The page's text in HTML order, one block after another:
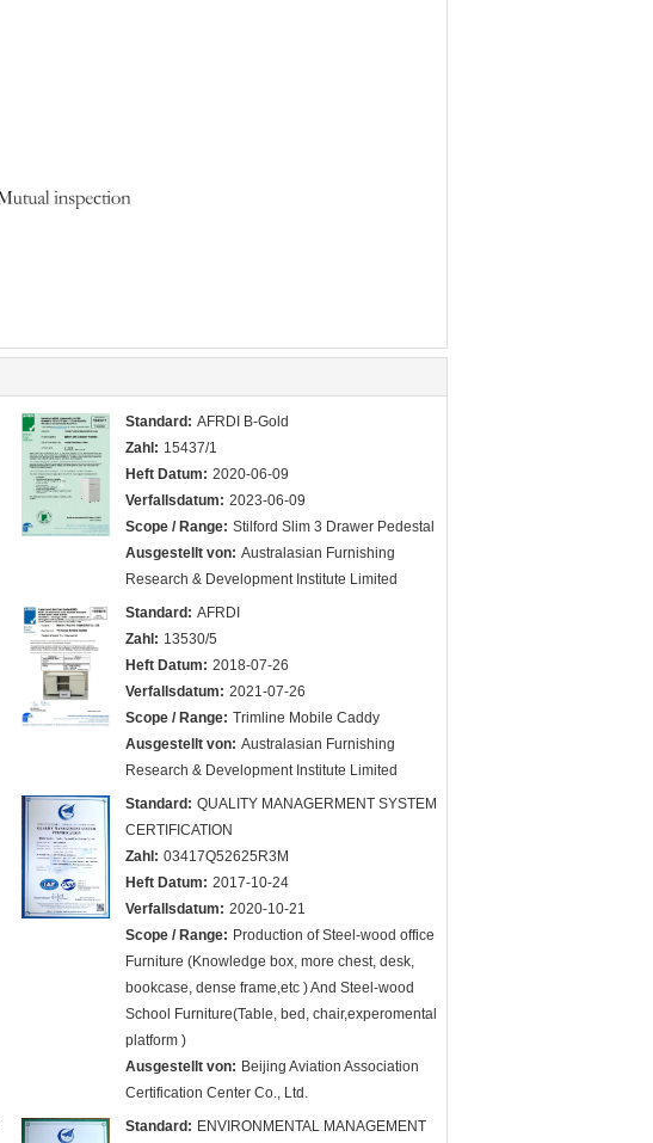
Standard: AFRDI B-Gold
Zahl: 15437/1
Heft Datum: 2020-06-09
Verfallsdatum: 2023-06-09
Scope / Range: Stilford Slim 3 Drawer Pedestal
Ausgestellt von: Australasian Furnishing
Research & Development Institute Limited
Standard: AFRDI
Zahl: 13530/5
Heft Datum: 2018-07-26
Verfallsdatum: 2021-07-26
Scope / Range: Trimline Mobile Caddy
Ausgestellt von: Australasian Furnishing
Research & Development Institute Limited
Standard: QUALITY MANAGERMENT SYSTEM
CERTIFICATION
Zahl: 03417Q52625R3M
Heft Datum: 2017-10-24
Verfallsdatum: 2020-10-21
Scope / Range: Production of Steel-wood office
Furniture (Knowledge box, more chest, desk,
bookcase, dense frame,etc ) And Steel-wood
School Furniture(Table, bed, chair,experomental
platform )
Ausgestellt von: Beijing Aviation Association
Certification Center Co., Ltd.
Standard: ENVIRONMENTAL MANAGEMENT